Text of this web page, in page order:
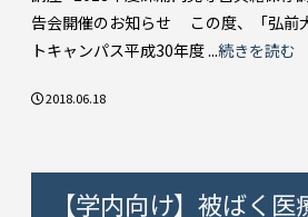
告会開催のお知らせ この度、「弘前
トキャンパス平成30年度 ...続きを読む
2018.06.18
【学内向け】被ばく